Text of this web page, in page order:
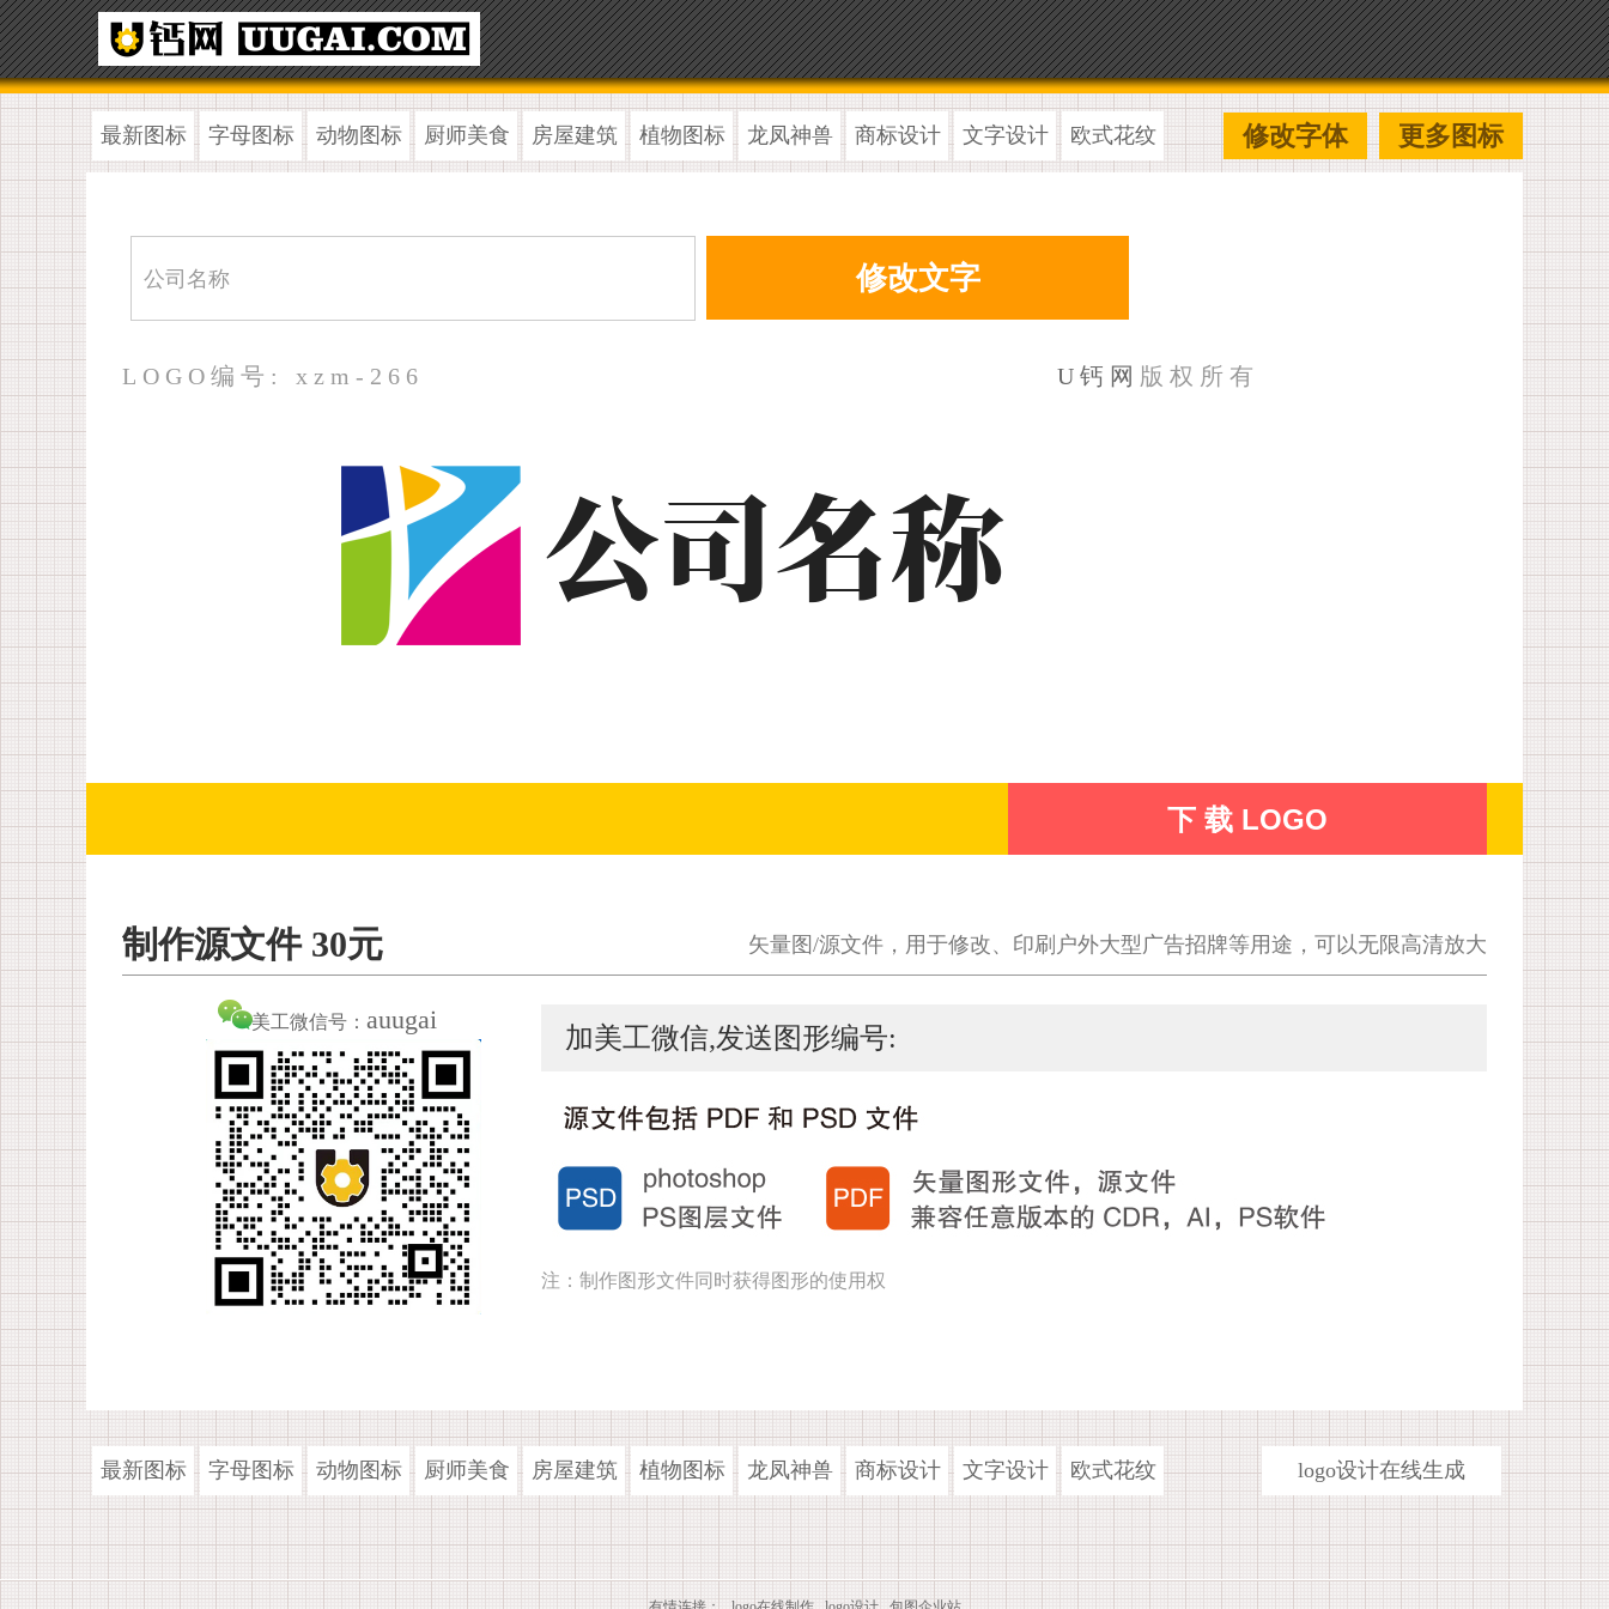
最新图标 字母图标 动物图标 厨师美食 房屋建筑 植物图标 龙凤神兽 商标设计 文字设计 欧式花纹 更多图标
修改字体
LOGO编号: xzm-266 U钙网 版权所有
下 载 LOGO
制作源文件 30元 矢量图/源文件，用于修改、印刷户外大型广告招牌等用途，可以无限高清放大
美工微信号： auugai
加美工微信,发送图形编号:
注：制作图形文件同时获得图形的使用权
最新图标 字母图标 动物图标 厨师美食 房屋建筑 植物图标 龙凤神兽 商标设计 文字设计 欧式花纹 logo设计在线生成